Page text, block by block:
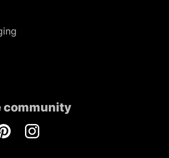
community
Instagram